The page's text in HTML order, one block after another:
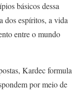
básicos dessa
dos espíritos, a vida
entre o mundo
Kardec formula
por meio de